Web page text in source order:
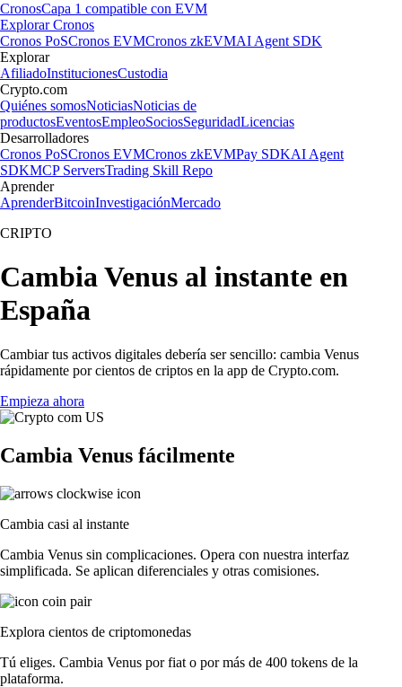
CronosCapa 1 compatible con EVM
Explorar Cronos
Cronos PoSCronos EVMCronos zkEVMAI Agent SDK
Explorar
AfiliadoInstitucionesCustodia
Crypto.com
Quiénes somosNoticiasNoticias de
productosEventosEmpleoSociosSeguridadLicencias
Desarrolladores
Cronos PoSCronos EVMCronos zkEVMPay SDKAI Agent
SDKMCP ServersTrading Skill Repo
Aprender
AprenderBitcoinInvestigaciónMercado
CRIPTO
Cambia Venus al instante en
España
Cambiar tus activos digitales debería ser sencillo: cambia Venus
rápidamente por cientos de criptos en la app de Crypto.com.
Empieza ahora
Cambia Venus fácilmente
Cambia casi al instante
Cambia Venus sin complicaciones. Opera con nuestra interfaz
simplificada. Se aplican diferenciales y otras comisiones.
Explora cientos de criptomonedas
Tú eliges. Cambia Venus por fiat o por más de 400 tokens de la
plataforma.